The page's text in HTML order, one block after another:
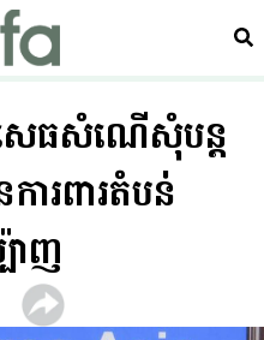
ស្វ
េធ​សំណើ​សុំ​បន្ត​
ការពារ​តំបន់​
ាញ